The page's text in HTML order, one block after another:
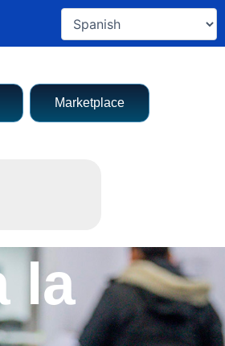
Marketplace
la